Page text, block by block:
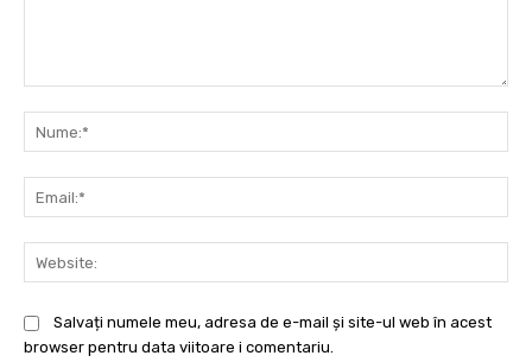
Salvați numele meu, adresa de e-mail și site-ul web în acest
browser pentru data viitoare i comentariu.